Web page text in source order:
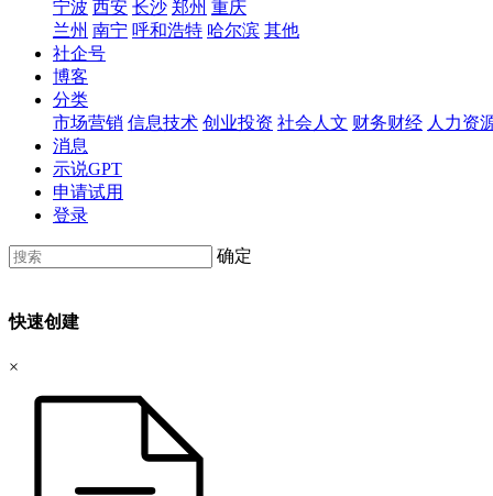
宁波 西安 长沙 郑州 重庆
兰州 南宁 呼和浩特 哈尔滨 其他
社企号
博客
分类
市场营销 信息技术 创业投资 社会人文 财务财经 人力资
消息
示说GPT
申请试用
登录
确定
快速创建
×